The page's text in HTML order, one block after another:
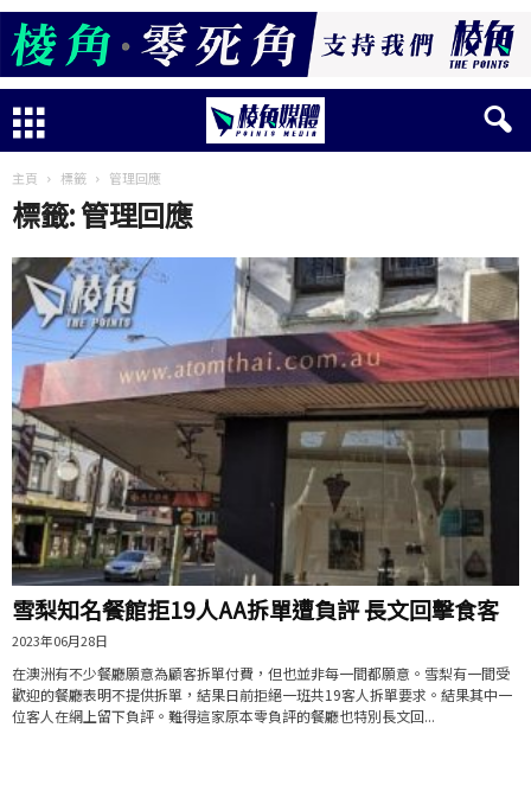
主頁 標籤 管理回應
標籤: 管理回應
雪梨知名餐館拒19人AA拆單遭負評 長文回擊食客
2023年06月28日
在澳洲有不少餐廳願意為顧客拆單付費，但也並非每一間都願意。雪梨有一間受
歡迎的餐廳表明不提供拆單，結果日前拒絕一班共19客人拆單要求。結果其中一
位客人在網上留下負評。難得這家原本零負評的餐廳也特別長文回...